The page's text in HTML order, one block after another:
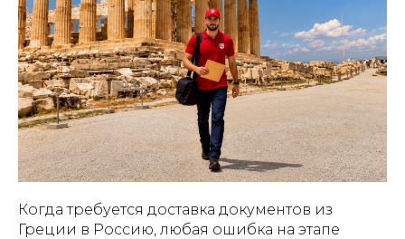
Когда требуется доставка документов из
Греции в Россию, любая ошибка на этапе